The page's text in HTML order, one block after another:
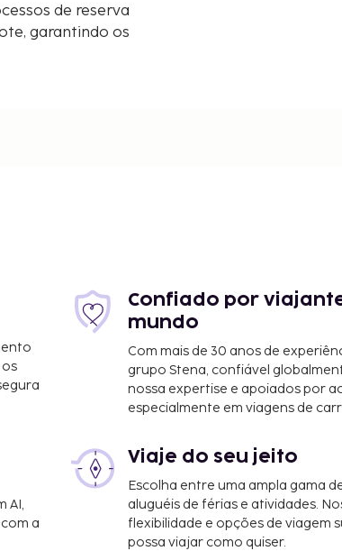
de reserva
garantindo os
Confiado por
mundo
Com mais de 30 anos de
grupo Stena, confiável
nossa expertise e apoiados por
especialmente em viagens de
AI,
a
Viaje do seu jeito
Escolha entre uma ampla gama
aluguéis de férias e atividades.
flexibilidade e opções de viagem
possa viajar como quiser.